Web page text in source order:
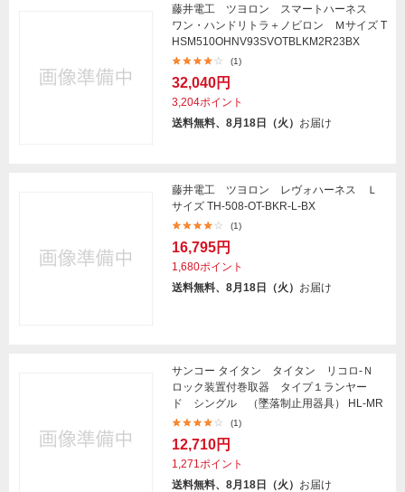
藤井電工 ツヨロン スマートハーネス
ワン・ハンドリトラ＋ノビロン Ｍサイズ T
HSM510OHNV93SVOTBLKM2R23BX
(1)
32,040円
3,204ポイント
送料無料、8月18日（火） お届け
藤井電工 ツヨロン レヴォハーネス Ｌ
サイズ TH-508-OT-BKR-L-BX
(1)
16,795円
1,680ポイント
送料無料、8月18日（火） お届け
サンコー タイタン タイタン リコロ‐Ｎ
ロック装置付巻取器 タイプ１ランヤー
ド シングル （墜落制止用器具） HL-MR
(1)
12,710円
1,271ポイント
送料無料、8月18日（火） お届け